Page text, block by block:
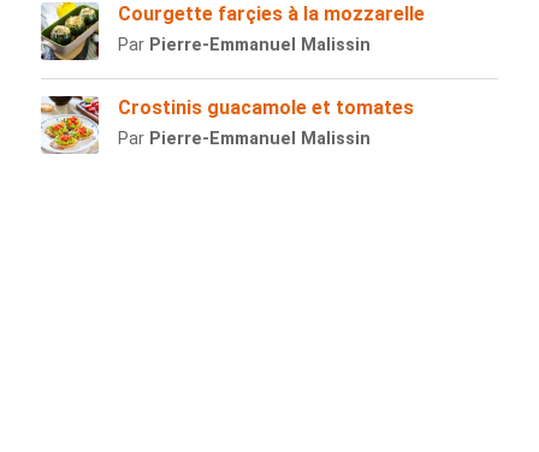
Courgette farçies à la mozzarelle
Par Pierre-Emmanuel Malissin
Crostinis guacamole et tomates
Par Pierre-Emmanuel Malissin